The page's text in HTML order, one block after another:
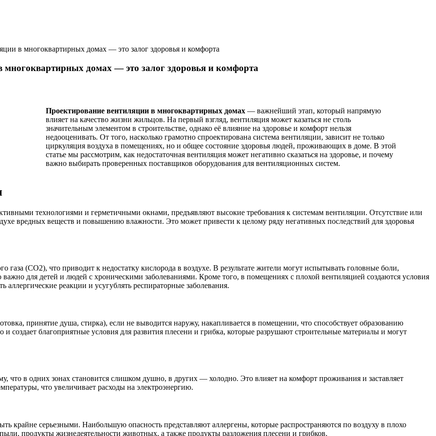
в многоквартирных домах — это залог здоровья и комфорта
домах — это залог здоровья и комфорта
Проектирование вентиляции в многоквартирных домах — важнейший этап, который напрямую
влияет на качество жизни жильцов. На первый взгляд, вентиляция может казаться не столь
значительным элементом в строительстве, однако её влияние на здоровье и комфорт нельзя
недооценивать. От того, насколько грамотно спроектирована система вентиляции, зависит не только
циркуляция воздуха в помещениях, но и общее состояние здоровья людей, проживающих в доме. В этой
статье мы рассмотрим, как недостаточная вентиляция может негативно сказаться на здоровье, и почему
важно выбирать проверенных поставщиков оборудования для вентиляционных систем.
технологиями и герметичными окнами, предъявляют высокие требования к системам вентиляции. Отсутствие или
вредных веществ и повышению влажности. Это может привести к целому ряду негативных последствий для здоровья
газа (CO2), что приводит к недостатку кислорода в воздухе. В результате жители могут испытывать головные боли,
для детей и людей с хроническими заболеваниями. Кроме того, в помещениях с плохой вентиляцией создаются условия
реакции и усугублять респираторные заболевания.
принятие душа, стирка), если не выводится наружу, накапливается в помещении, что способствует образованию
и создает благоприятные условия для развития плесени и грибка, которые разрушают строительные материалы и могут
что в одних зонах становится слишком душно, в других — холодно. Это влияет на комфорт проживания и заставляет
что увеличивает расходы на электроэнергию.
крайне серьезными. Наибольшую опасность представляют аллергены, которые распространяются по воздуху в плохо
продукты жизнедеятельности животных, а также продукты разложения плесени и грибков.